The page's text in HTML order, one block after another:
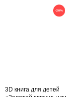
-20%
3D книга для детей